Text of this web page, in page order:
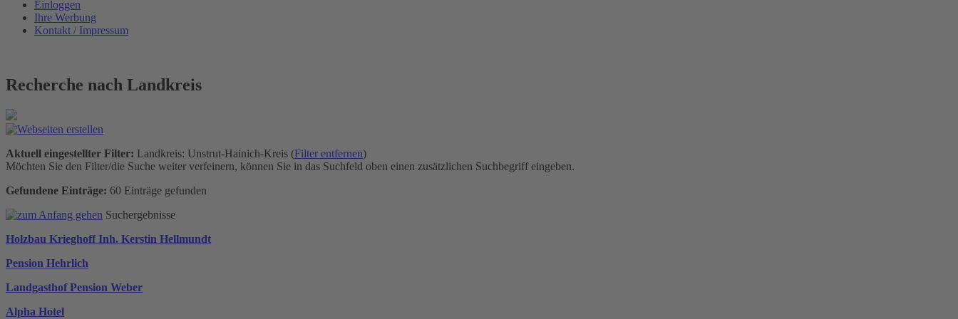
Einloggen
Ihre Werbung
Kontakt / Impressum
Recherche nach Landkreis
Aktuell eingestellter Filter: Landkreis: Unstrut-Hainich-Kreis (Filter entfernen)
Möchten Sie den Filter/die Suche weiter verfeinern, können Sie in das Suchfeld oben einen zusätzlichen Suchbegriff eingeben.
Gefundene Einträge: 60 Einträge gefunden
Suchergebnisse
Holzbau Krieghoff Inh. Kerstin Hellmundt
Pension Hehrlich
Landgasthof Pension Weber
Alpha Hotel